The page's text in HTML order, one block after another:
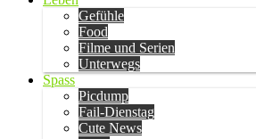
Gefühle
Food
Filme und Serien
Unterwegs
Spass
Picdump
Fail-Dienstag
Cute News